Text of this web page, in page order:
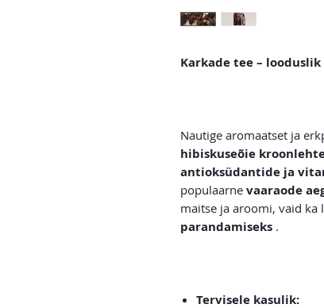
Karkade tee –
Nautige aromaatset ja
hibiskuseõie
antioksüdantide ja
populaarne vaaraode
maitse ja aroomi, vaid
parandamiseks .
Tervisele kasulik: